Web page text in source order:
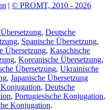
| © PROMT, 2010 - 2026
, Deutsche
, Spanische Übersetzung,
Übersetzung, Kasachische
, Koreanische Übersetzung,
Übersetzung, Ukrainische
, Japanische Übersetzung
, Deutsche
, Portugiesische Konjugation,
Konjugation.